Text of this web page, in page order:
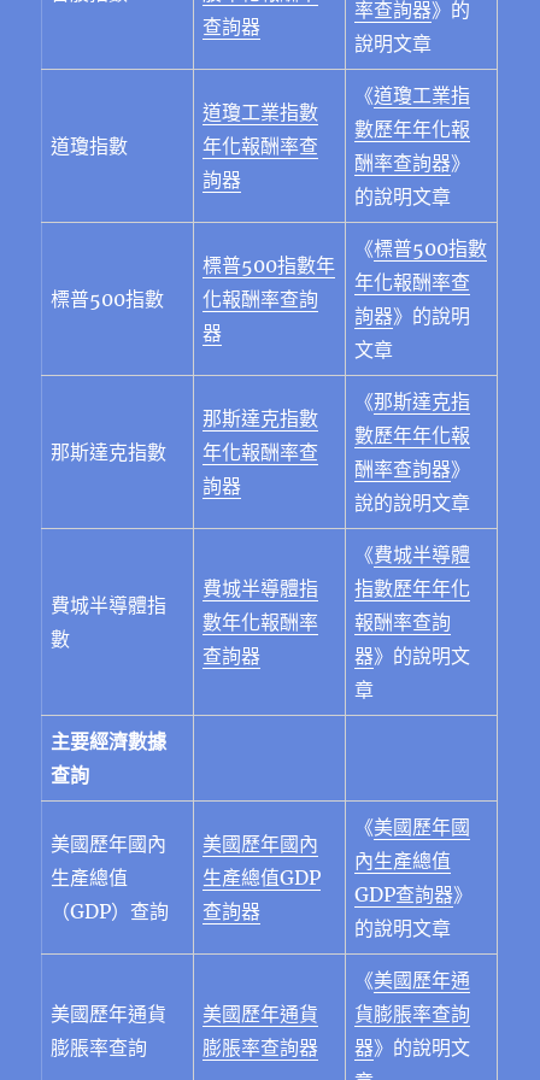
查詢器
率查詢器》的
說明文章
道瓊指數
道瓊工業指數
年化報酬率查
詢器
《道瓊工業指
數歷年年化報
酬率查詢器》
的說明文章
標普500指數
標普500指數年
化報酬率查詢
器
《標普500指數
年化報酬率查
詢器》的說明
文章
那斯達克指數
那斯達克指數
年化報酬率查
詢器
《那斯達克指
數歷年年化報
酬率查詢器》
說的說明文章
費城半導體指
數
費城半導體指
數年化報酬率
查詢器
《費城半導體
指數歷年年化
報酬率查詢
器》的說明文
章
主要經濟數據
查詢
美國歷年國內
⽣產總值
（GDP）查詢
美國歷年國內
生產總值GDP
查詢器
《美國歷年國
內生產總值
GDP查詢器》
的說明文章
美國歷年通貨
膨脹率查詢
美國歷年通貨
膨脹率查詢器
《美國歷年通
貨膨脹率查詢
器》 的說明文